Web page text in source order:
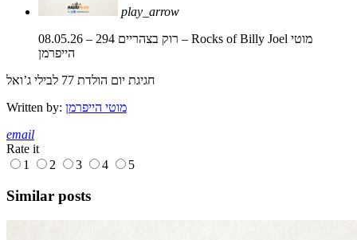
play_arrow
רוק בצהריים 294 – 08.05.26 – Rocks of Billy Joel מוטי
הייפרמן
חגיגת יום הולדת 77 לבילי ג’ואל
Written by: מוטי הייפרמן
email
Rate it
1
2 3 4 5
Similar posts